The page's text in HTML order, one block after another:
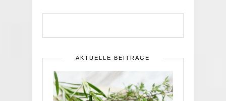
AKTUELLE BEITRÄGE